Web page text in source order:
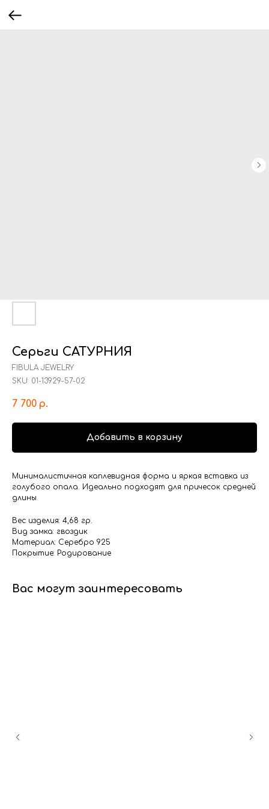
Серьги САТУРНИЯ
FIBULA JEWELRY
SKU: 01-13929-57-02
7 700 р.
Добавить в корзину
Минималистичная каплевидная форма и яркая вставка из
голубого опала. Идеально подходят для причесок средней
длины
Вес изделия: 4,68 гр.
Вид замка: гвоздик
Материал: Серебро 925
Покрытие: Родирование
Вас могут заинтересовать